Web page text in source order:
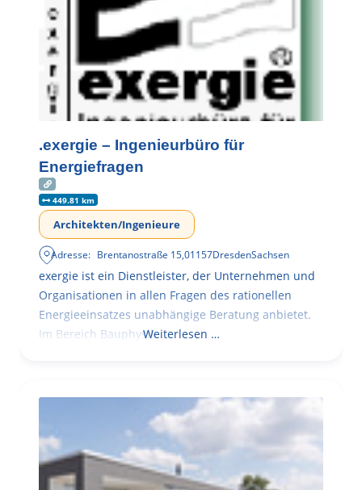
.exergie – Ingenieurbüro für
Energiefragen
449.81 km
Architekten/Ingenieure
Adresse: Brentanostraße 15,01157DresdenSachsen
exergie ist ein Dienstleister, der Unternehmen und
Organisationen in allen Fragen des rationellen
Energieeinsatzes unabhängige Beratung anbietet.
Im Bereich BauphysikWeiterlesen …